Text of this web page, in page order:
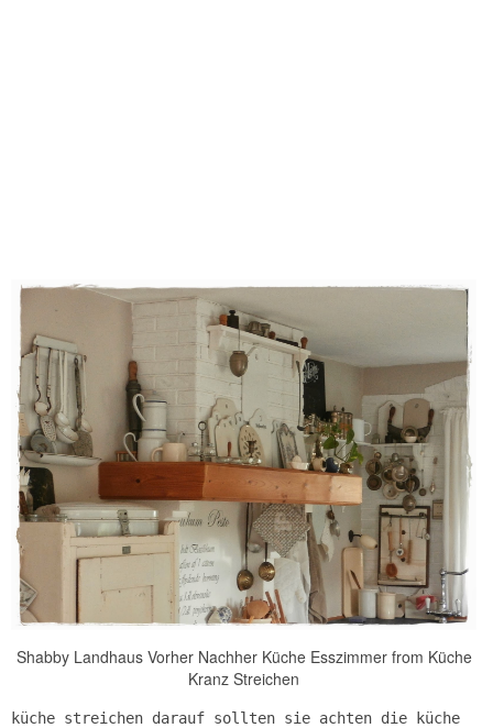
Shabby Landhaus Vorher Nachher Küche Esszimmer from Küche
Kranz Streichen
küche streichen darauf sollten sie achten die küche